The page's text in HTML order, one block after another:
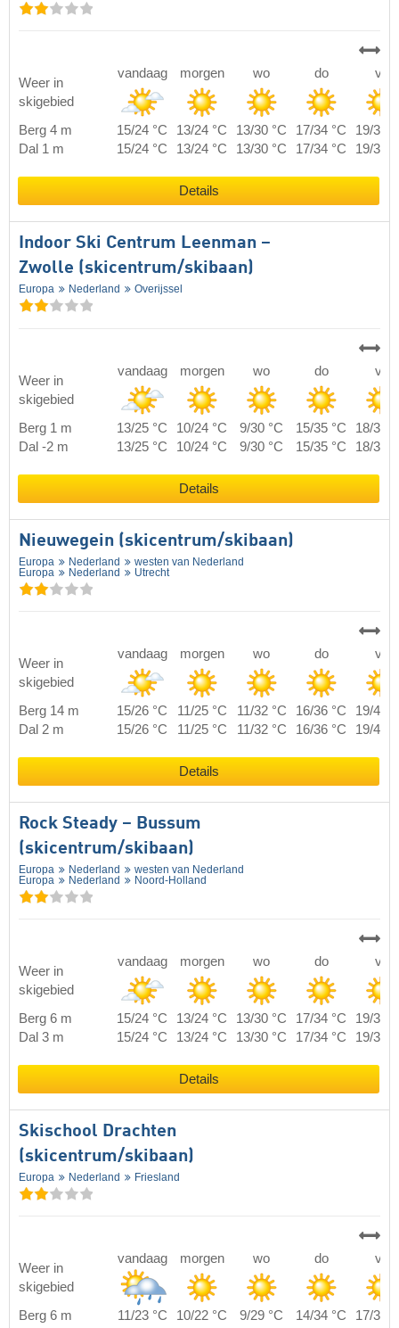
Weer in
skigebied
vandaag morgen wo do vr
Berg 4 m 15/24 °C 13/24 °C 13/30 °C 17/34 °C
19/37
Dal 1 m
15/24 °C 13/24 °C 13/30 °C 17/34 °C 19/37
Details
Indoor Ski Centrum Leenman –
Zwolle (skicentrum/skibaan)
Europa Nederland Overijssel
Weer in
skigebied
vandaag morgen wo do vr
Berg 1 m 13/25 °C 10/24 °C 9/30 °C 15/35 °C
18/37
Dal -2 m
13/25 °C 10/24 °C 9/30 °C 15/35 °C 18/37
Details
Nieuwegein (skicentrum/skibaan)
Europa Nederland
westen van Nederland
Europa
Nederland Utrecht
Weer in
skigebied
vandaag morgen wo do vr
Berg 14 m 15/26 °C 11/25 °C 11/32 °C 16/36 °C
19/40
Dal 2 m
15/26 °C 11/25 °C 11/32 °C 16/36 °C 19/40
Details
Rock Steady – Bussum
(skicentrum/skibaan)
Europa Nederland
westen van Nederland
Europa
Nederland Noord-Holland
Weer in
skigebied
vandaag morgen wo do vr
Berg 6 m 15/24 °C 13/24 °C 13/30 °C 17/34 °C
19/37
Dal 3 m
15/24 °C 13/24 °C 13/30 °C 17/34 °C 19/37
Details
Skischool Drachten
(skicentrum/skibaan)
Europa Nederland Friesland
Weer in
skigebied
vandaag morgen wo do vr
Berg 6 m 11/23 °C 10/22 °C 9/29 °C 14/34 °C
17/38